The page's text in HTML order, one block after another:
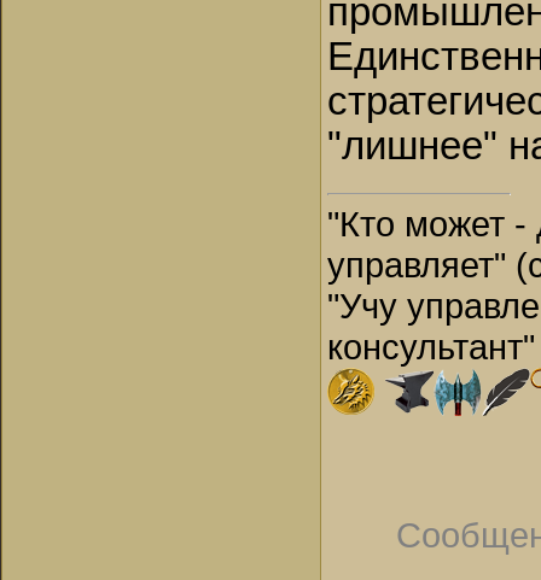
"лишнее"
"Кто может -
управляет"
"Учу